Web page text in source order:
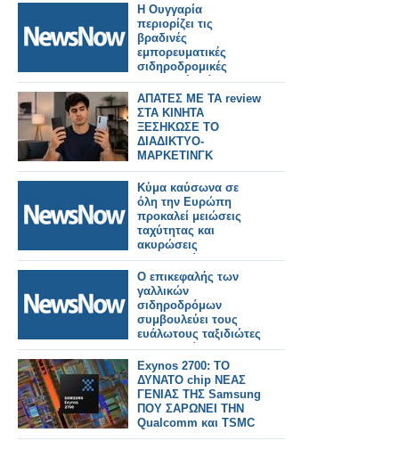
Η Ουγγαρία
περιορίζει τις
βραδινές
εμπορευματικές
σιδηροδρομικές
μεταφορές λόγω
καύσωνα.
ΑΠΑΤΕΣ ΜΕ ΤΑ review
ΣΤΑ ΚΙΝΗΤΑ
ΞΕΣΗΚΩΣΕ ΤΟ
ΔΙΑΔΙΚΤΥΟ-
ΜΑΡΚΕΤΙΝΓΚ
ΓΕΜΑΤΑ ΨΕΜΑΤΑ
Κύμα καύσωνα σε
όλη την Ευρώπη
προκαλεί μειώσεις
ταχύτητας και
ακυρώσεις
δρομολογίων στις
σιδηροδρομικές
γραμμές.
Ο επικεφαλής των
γαλλικών
σιδηροδρόμων
συμβουλεύει τους
ευάλωτους ταξιδιώτες
να αποφεύγουν τα
τρένα κατά τη
διάρκεια του
καύσωνα.
Exynos 2700: ΤΟ
ΔΥΝΑΤΟ chip ΝΕΑΣ
ΓΕΝΙΑΣ ΤΗΣ Samsung
ΠΟΥ ΣΑΡΩΝΕΙ ΤΗΝ
Qualcomm και TSMC